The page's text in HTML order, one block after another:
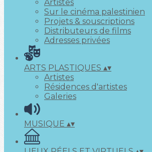
Artistes
Sur le cinéma palestinien
Projets & souscriptions
Distributeurs de films
Adresses privées
ARTS PLASTIQUES ▴▾
Artistes
Résidences d'artistes
Galeries
MUSIQUE ▴▾